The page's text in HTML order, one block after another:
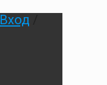
Вход